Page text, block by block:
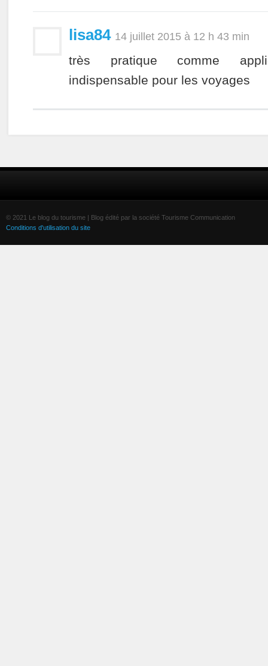
lisa84 14 juillet 2015 à 12 h 43 min
très pratique comme
indispensable pour les voyages
© 2021 Le blog du tourisme | Blog édité par la société Tourisme Communication
Conditions d'utilisation du site